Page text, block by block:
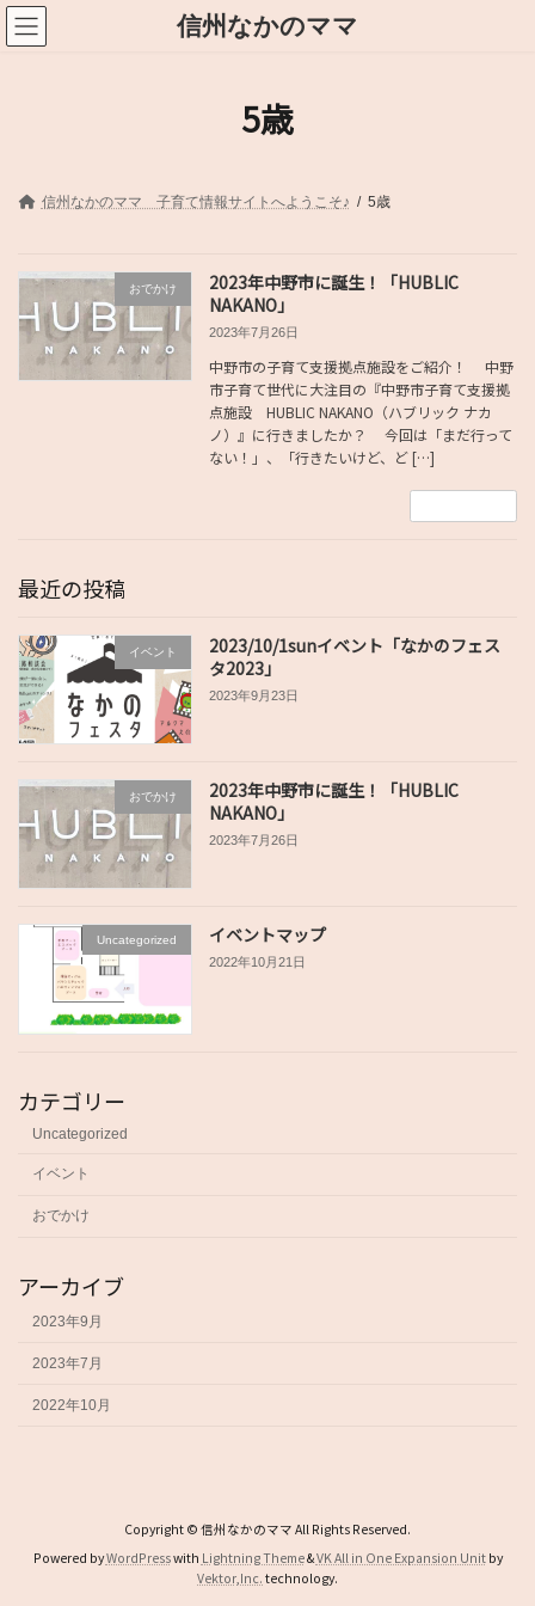
コ
ン
テ
ナ
ビ
ゲ
信州なかのママ
5歳
信州なかのママ 子育て情報サイトへようこそ♪ 5歳
おでかけ
2023年中野市に誕生！「HUBLIC
NAKANO」
2023年7月26日
中野市の子育て支援拠点施設をご紹介！ 中野
市子育て世代に大注目の『中野市子育て支援拠
点施設 HUBLIC NAKANO（ハブリック ナカ
ノ）』に行きましたか？ 今回は「まだ行って
ない！」、「行きたいけど、ど […]
最近の投稿
イベント
2023/10/1sunイベント「なかのフェス
タ2023」
2023年9月23日
おでかけ
2023年中野市に誕生！「HUBLIC
NAKANO」
2023年7月26日
Uncategorized イベントマップ
2022年10月21日
カテゴリー
Uncategorized
イベント
おでかけ
アーカイブ
2023年9月
2023年7月
2022年10月
Copyright © 信州なかのママ All Rights Reserved.
Powered byWordPresswith Lightning Theme&VK All in One Expansion Unitby
Vektor,Inc. technology.